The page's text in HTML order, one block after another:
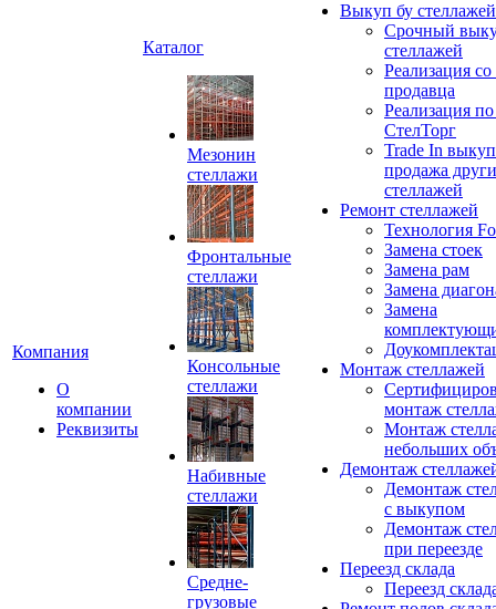
Компания
О
компании
Реквизиты
Каталог
Мезонин
стеллажи
Фронтальные
стеллажи
Консольные
стеллажи
Набивные
стеллажи
Средне-
грузовые
Выкуп бу стеллажей
Срочный
стеллажей
Реализация со
продавца
Реализация
СтелТорг
Trade In
продажа
стеллажей
Ремонт стеллажей
Технология
Замена стоек
Замена рам
Замена
Замена
Монтаж стеллажей
монтаж
Монтаж
небольших
Демонтаж
Демонтаж
с выкупом
Демонтаж
при переезде
Переезд склада
Переезд